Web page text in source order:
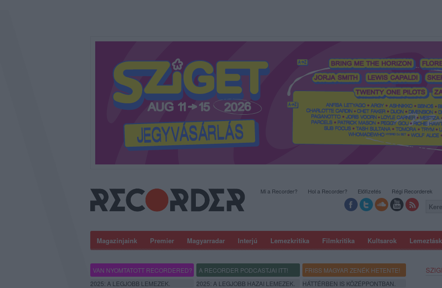
Magazinjaink Premier Magyarradar Interjú Lemezkritika Filmkritika Kultsarok
Mi a Recorder? Hol a Recorder? Előfizetés Régi Recorderek
VAN NYOMTATOTT RECORDERED? A RECORDER PODCASTJAI ITT!
FRISS MAGYAR ZENÉK HETENTE!
2025: A LEGJOBB LEMEZEK.
2025: A LEGJOBB HAZAI LEMEZEK.
HÁTTÉRBEN IS KÖZÉPPONTBAN.